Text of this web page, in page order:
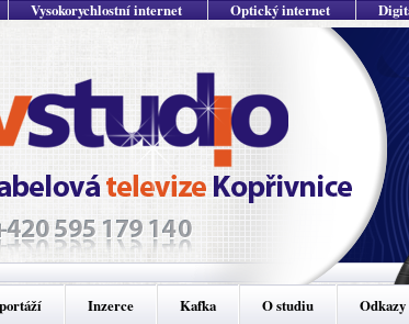
Vysokorychlostní internet Optický internet
Inzerce Kafka O studiu Odkazy